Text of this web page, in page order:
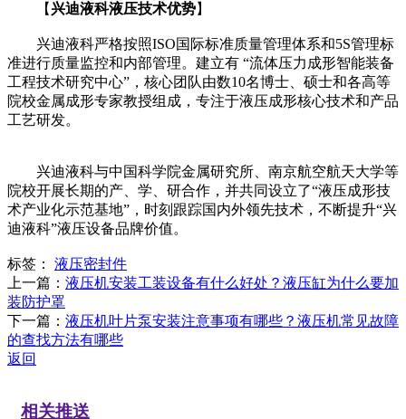
【 兴迪液科液压技术优势】
兴迪液科严格按照ISO国际标准质量管理体系和5S管理标
准进行质量监控和内部管理。建立有 “流体压力成形智能装备
工程技术研究中心”，核心团队由数10名博士、硕士和各高等
院校金属成形专家教授组成，专注于液压成形核心技术和产品
工艺研发。
兴迪液科与中国科学院金属研究所、南京航空航天大学等
院校开展长期的产、学、研合作，并共同设立了“液压成形技
术产业化示范基地”，时刻跟踪国内外领先技术，不断提升“兴
迪液科”液压设备品牌价值。
标签： 液压密封件
上一篇： 液压机安装工装设备有什么好处？液压缸为什么要加
装防护罩
下一篇： 液压机叶片泵安装注意事项有哪些？液压机常见故障
的查找方法有哪些
返回
相关推送